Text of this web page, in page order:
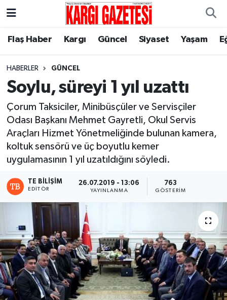
Flaş Haber Kargı Güncel Siyaset Yaşam
HABERLER GÜNCEL
Soylu, süreyi 1 yıl uzattı
Çorum Taksiciler, Minibüsçüler ve Servisçiler
Odası Başkanı Mehmet Gayretli, Okul Servis
Araçları Hizmet Yönetmeliğinde bulunan kamera,
koltuk sensörü ve üç boyutlu kemer
uygulamasının 1 yıl uzatıldığını söyledi.
TE BILIŞIM
EDITÖR
26.07.2019 - 13:06
YAYINLANMA
763
GÖSTERIM
Flaş Haber
Kargı
Güncel
Siyaset
Yaşam
Nöbetçi Eczaneler
Hava Durumu
Çorum Namaz Vakitleri
Trafik Durumu
Süper Lig Puan Durumu ve Fikstür
Tüm Manşetler
Son Dakika Haberleri
Haber Arşivi